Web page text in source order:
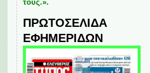
τους.».
ΠΡΩΤΟΣΕΛΙΔΑ
ΕΦΗΜΕΡΙΔΩΝ